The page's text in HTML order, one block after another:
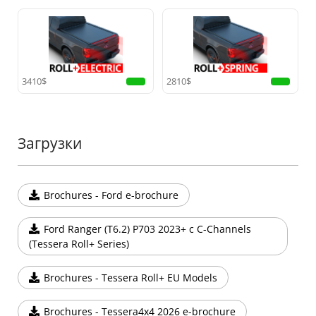
LED-полоса на всю длину, уникально
расположенная на движущейся ламели,
синхронизируется с движением крышки,
обеспечивая равномерное освещение кузова даже
ночью, независимо от его загрузки.
Разработанная для максимальной безопасности,
система алюминиевых зубцов защищает ваш груз
от несанкционированного доступа. Система легко
разблокируется с помощью ремня, обеспечивая
плавную работу даже в экстремальных
температурных условиях.
Усиленные защитные ламели для
максимальной безопасности
Tessera Roll+ оснащена более широкими и
прочными алюминиевыми ламелями,
3410$ 2810$
Загрузки
Brochures - Ford e-brochure
Ford Ranger (T6.2) P703 2023+ c C-Channels
(Tessera Roll+ Series)
Brochures - Tessera Roll+ EU Models
Brochures - Tessera4x4 2026 e-brochure